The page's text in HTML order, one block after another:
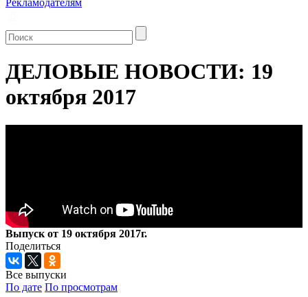
Рекламодателям
ДЕЛОВЫЕ НОВОСТИ: 19
октября 2017
Выпуск от 19 октября 2017г.
Поделиться
Все выпуски
По дате По просмотрам